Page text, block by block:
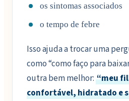
os sintomas associados
o tempo de febre
Isso ajuda a trocar uma
como “como faço para
outra bem melhor: “meu
confortável, hidratado e